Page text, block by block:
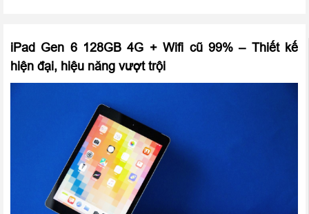
iPad Gen 6 128GB 4G + Wifi cũ 99% – Thiết kế
hiện đại, hiệu năng vượt trội